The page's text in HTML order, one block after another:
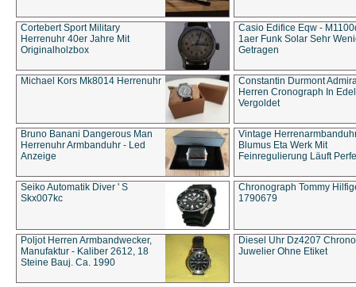
Cortebert Sport Military
Herrenuhr 40er Jahre Mit
Originalholzbox
Casio Edifice Eqw -
1aer Funk Solar Sehr
Getragen
Michael Kors Mk8014 Herrenuhr
Constantin Durmont
Herren Cronograph In
Vergoldet
Bruno Banani Dangerous Man
Herrenuhr Armbanduhr - Led
Anzeige
Vintage
Blumus Eta Werk Mit
Feinregulierung Läuft
Seiko Automatik Diver ' S
Skx007kc
Chronograph Tommy
1790679
Poljot Herren Armbandwecker,
Manufaktur - Kaliber 2612, 18
Steine Bauj. Ca. 1990
Diesel Uhr Dz4207
Juwelier Ohne Etiket